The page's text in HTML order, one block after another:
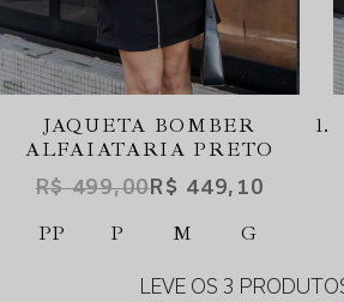
JAQUETA BOMBER
ALFAIATARIA PRETO
R$ 499,00R$ 449,10
PP P M G
LEVE OS 3